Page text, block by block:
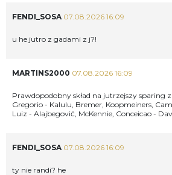
FENDI_SOSA 07.08.2026 16:09
u he jutro z gadami z j?!
MARTINS2000 07.08.2026 16:09
Prawdopodobny skład na jutrzejszy sparing
Gregorio - Kalulu, Bremer, Koopmeiners,
Luiz - Alajbegović, McKennie, Conceicao -
FENDI_SOSA 07.08.2026 16:09
ty nie randi? he